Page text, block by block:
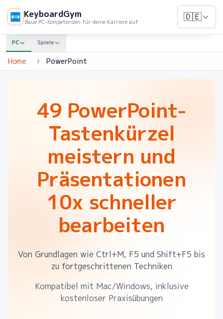
KeyboardGym
Baue PC-Kompetenzen für deine Karriere auf 🇩🇪
PC Spiele
Home PowerPoint
49 PowerPoint-
Tastenkürzel
meistern und
Präsentationen
10x schneller
bearbeiten
Von Grundlagen wie Ctrl+M, F5 und Shift+F5 bis
zu fortgeschrittenen Techniken
Kompatibel mit Mac/Windows, inklusive
kostenloser Praxisübungen